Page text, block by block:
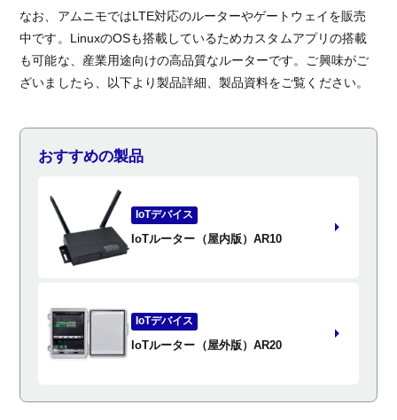
なお、アムニモではLTE対応のルーターやゲートウェイを販売
中です。LinuxのOSも搭載しているためカスタムアプリの搭載
も可能な、産業用途向けの高品質なルーターです。ご興味がご
ざいましたら、以下より製品詳細、製品資料をご覧ください。
おすすめの製品
IoTデバイス
IoTルーター（屋内版）AR10
IoTデバイス
IoTルーター（屋外版）AR20